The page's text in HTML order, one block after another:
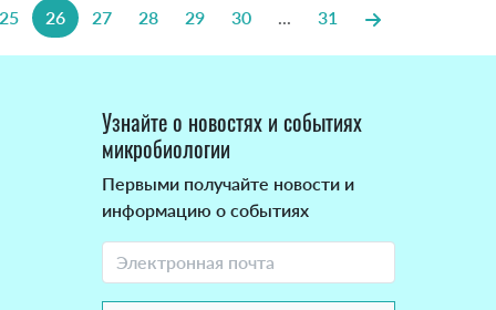
26 27 28 29 30 ... 31
Узнайте о новостях и событиях
микробиологии
Первыми получайте новости и
информацию о событиях